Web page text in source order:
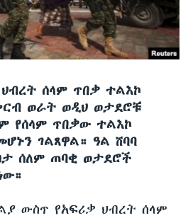
ሰላም ጥበቃ ተልእኮ
ወራት ወዲህ ወታደሮቹ
የሰላም ጥበቃው ተልእኮ
ገልጸዋል። ዓል ሸባባ
ሰለም ጠባቂ ወታደሮች
ውስጥ የአፍሪቃ ህብረት ሰላም